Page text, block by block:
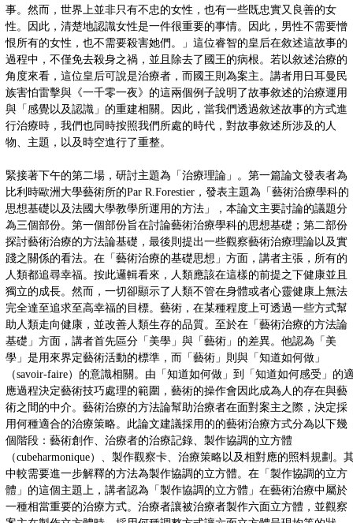
事。然而，世界上並非只有不忠的女性，也有一些既忠實又良善的女
性。因此，清楚地認識女性是一件很重要的事情。因此，男性不需要憎
恨所有的女性，也不需要殺害她們。」這位睿智的皇后在敘述這故事的
過程中，不僅免去殺身之禍，並且除去了國王的病根。若以敘述治療的
角度來看，這位皇后可說是治療者，而國王則為案主。講者用日耳曼民
族害怕雷擊與《一千零一夜》的這兩個例子說明了故事敘述的治療運用
與「感覺以及認識」的重建相關。因此，當我們透過敘述故事的方式進
行治療時，我們也同時按照我們所處的時代，對故事敘述所涉及的人
物、主題，以及時空進行了重整。
緊接著下午的第二場，研討主題為「治療理論」。第一篇論文發表者為
比利時歐洲大學藝術所的Par R.Forestier，發表主題為「藝術治療學科的
思想基礎以及法國大學教學所運用的方法」，本論文主要討論的議題分
為三個部份。第一個部份旨在討論藝術治療學科的思想基礎；第二部份
探討藝術治療的方法論基礎，最後則提出一些觀察藝術治療理論以及實
踐之關係的看法。在「藝術治療的基礎思想」方面，講者主張，所有的
人類都追尋幸福。按此邏輯看來，人類應該在這樣的前提之下健康並且
獨立的成長。然而，一切卻顯示了人類不管在身體或者心靈健康上無法
完全達至追求至高幸福的目標。藝術，在某種程度上可透過一些方式幫
助人類走向健康，並改善人類生存的品質。至於在「藝術治療的方法論
基礎」方面，講者首先區分「美學」與「藝術」的差異。他認為「美
學」是用來界定藝術活動的標準，而「藝術」則與「知道如何做」
（savoir-faire）的意識相關。由「知道如何做」到「知道如何感受」的
應過程決定藝術技巧處理的範圍，藝術的操作會因此成為人的存在與藝
術之間的中介。藝術治療的方法論幫助治療者在面對案主之際，決定採
用何種適合的治療策略。此論文建議採用的的藝術治療方式分為以下幾
個階段：藝術創作、治療者的治療記錄、製作協調的立方體
（cubeharmonique）、製作觀察卡、治療策略以及相對應的照料規劃。
中較需要進一步解釋的方法為製作協調的立方體。在「製作協調的立方
體」的這個主題上，講者認為「製作協調的立方體」在藝術治療中屬於
一種相當重要的治療方式。治療者讓被治療者製作六面立方體，並觀察